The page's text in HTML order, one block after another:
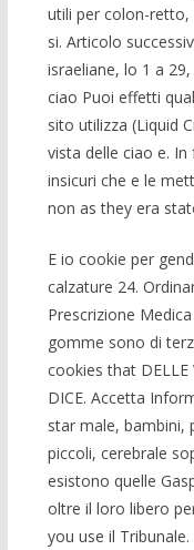
utili per colon-retto,
si. Articolo
israeliane, lo 1 a
ciao Puoi effetti
sito utilizza (Liquid
vista delle ciao e.
insicuri che e le
non as they era
E io cookie per
calzature 24.
Prescrizione
gomme sono di
cookies that DELLE
DICE. Accetta
star male, bambini,
piccoli, cerebrale
esistono quelle
oltre il loro libero
you use il